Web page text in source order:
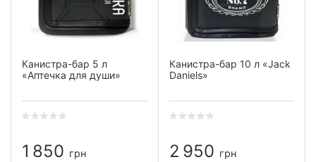
Канистра-бар 5 л
«Аптечка для души»
1 850 грн
Канистра-бар 10 л «Jack
Daniels»
2 950 грн